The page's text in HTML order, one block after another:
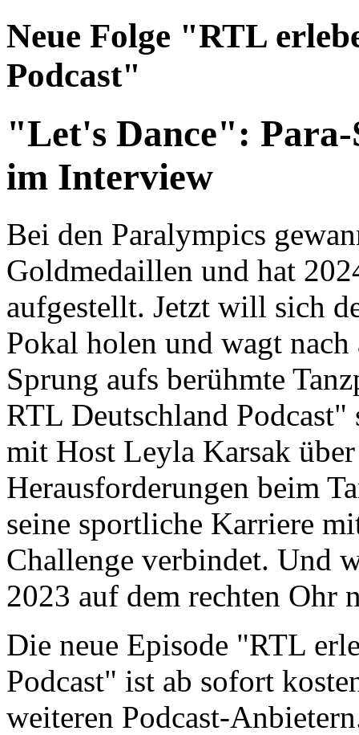
Neue Folge "RTL
Podcast"
"Let's Dance": Para-
im Interview
Bei den Paralympics
Goldmedaillen und hat
aufgestellt. Jetzt will sich
Pokal holen und wagt
Sprung aufs berühmte
RTL Deutschland
mit Host Leyla Karsak
Herausforderungen beim
seine sportliche Karriere
Challenge verbindet. Und
2023 auf dem rechten Ohr
Die neue Episode "RTL
Podcast" ist ab sofort
weiteren Podcast-